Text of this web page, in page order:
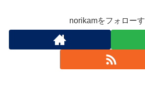
norikamをフォロー